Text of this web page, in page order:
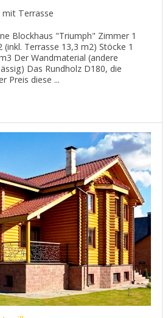
mit Terrasse
Blockhaus "Triumph" Zimmer 1
Terrasse 13,3 m2) Stöcke 1
Der Wandmaterial (andere
Das Rundholz D180, die
Preis diese ...